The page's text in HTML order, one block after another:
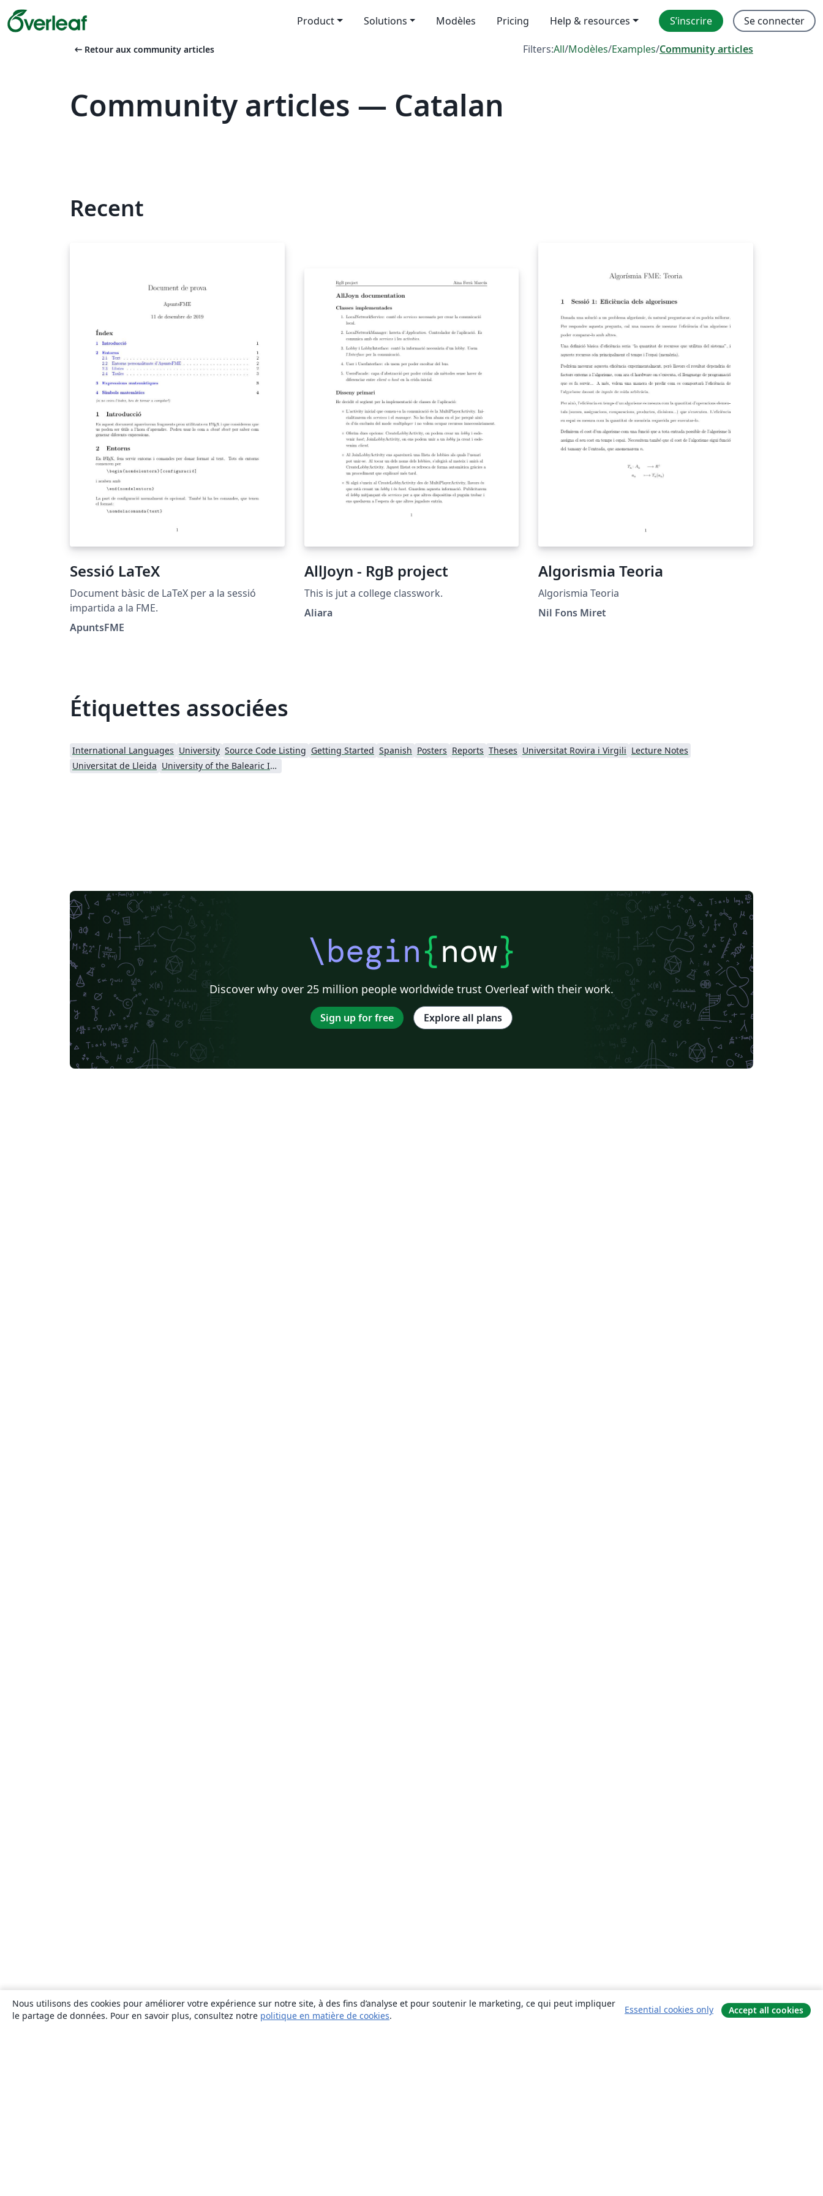
Product Solutions Modèles Pricing Help & resources S’inscrire Se connecter
arrow_left_alt Retour aux community articles Filters:All/Modèles/Examples/Community articles
Community articles — Catalan
Recent
Sessió LaTeX
Document bàsic de LaTeX per a la sessió
impartida a la FME.
ApuntsFME
AllJoyn - RgB project
This is jut a college classwork.
Aliara
Algorismia Teoria
Algorismia Teoria
Nil Fons Miret
Étiquettes associées
International Languages University Source Code Listing Getting Started Spanish Posters Reports Theses Universitat Rovira i Virgili Lecture Notes
Universitat de Lleida
University of the Balearic Islands
\begin{now}
Discover why over 25 million people worldwide trust Overleaf with their work.
Sign up for free Explore all plans
Nous utilisons des cookies pour améliorer votre expérience sur notre site, à des fins d’analyse et pour soutenir le marketing, ce qui peut impliquer
le partage de données. Pour en savoir plus, consultez notre politique en matière de cookies.
Essential cookies only Accept all cookies